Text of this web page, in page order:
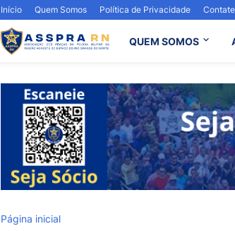
Início Quem Somos Política de Privacidade
QUEM SOMOS
Página inicial